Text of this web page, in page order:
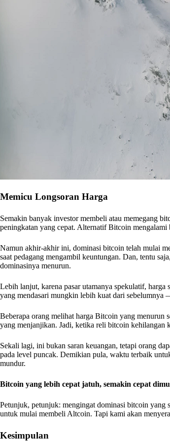
Memicu Longsoran Harga
Semakin banyak investor membeli atau memegang
peningkatan yang cepat. Alternatif Bitcoin
Namun akhir-akhir ini, dominasi bitcoin telah mulai
saat pedagang mengambil keuntungan. Dan, tentu
dominasinya menurun.
Lebih lanjut, karena pasar utamanya spekulatif,
yang mendasari mungkin lebih kuat dari sebelumnya
Beberapa orang melihat harga Bitcoin yang menurun
yang menjanjikan. Jadi, ketika reli bitcoin kehilangan
Sekali lagi, ini bukan saran keuangan, tetapi orang
pada level puncak. Demikian pula, waktu terbaik
mundur.
Bitcoin yang lebih cepat jatuh, semakin cepat
Petunjuk, petunjuk: mengingat dominasi bitcoin yang
untuk mulai membeli Altcoin. Tapi kami akan
Kesimpulan